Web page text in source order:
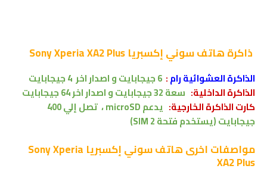
ذاكرةهاتف سوني إكسبريا Sony Xperia XA2 Plus
الذاكرة العشوائية رام:
و اصدار اخر 4 جيجابايت
الذاكرة الداخلية: سعة 32 جيجابايت و اصدار اخر64جيجابايت
كارت الذاكرة الخارجية: يدعمmicroSD ، تصل إلي400
جيجابايت (يستخدم فتحة SIM 2)
مواصفات اخرى هاتف سوني إكسبريا Sony Xperia
XA2 Plus